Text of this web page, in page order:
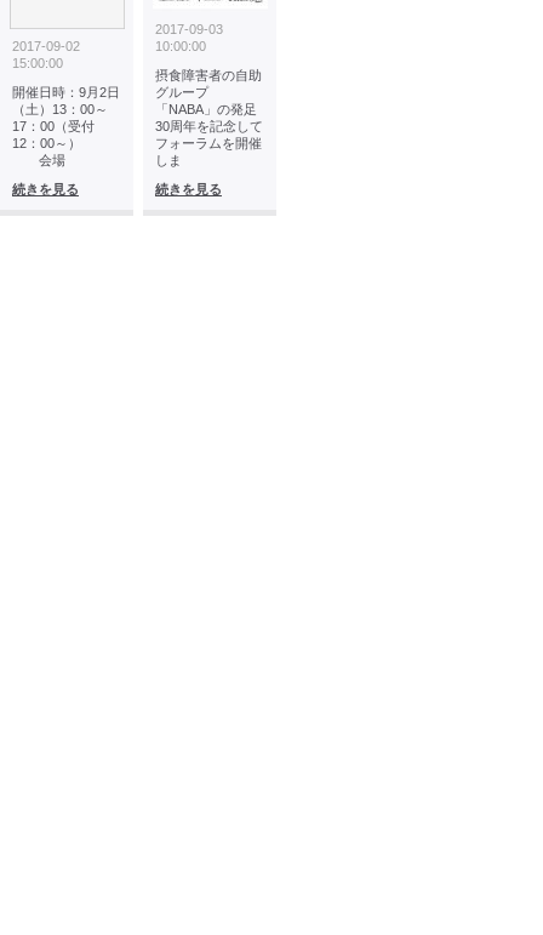
2017-09-02
15:00:00
開催日時：9月2日
（土）13：00～
17：00（受付
12：00～）
会場
続きを見る
2017-09-03
10:00:00
摂食障害者の自助
グループ
「NABA」の発足
30周年を記念して
フォーラムを開催
しま
続きを見る